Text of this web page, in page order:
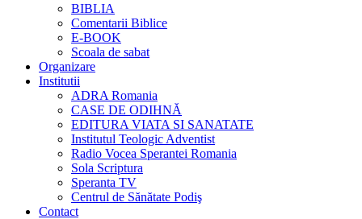
BIBLIA
Comentarii Biblice
E-BOOK
Scoala de sabat
Organizare
Institutii
ADRA Romania
CASE DE ODIHNĂ
EDITURA VIATA SI SANATATE
Institutul Teologic Adventist
Radio Vocea Sperantei Romania
Sola Scriptura
Speranta TV
Centrul de Sănătate Podiş
Contact